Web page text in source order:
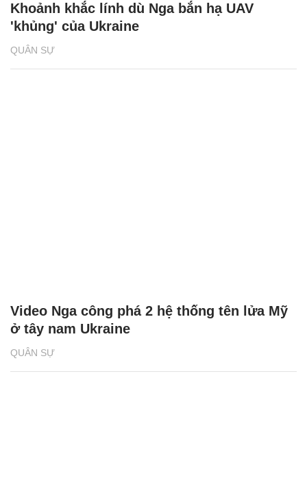
QUÂN SỰ
Khoảnh khắc lính dù Nga bắn hạ UAV
'khủng' của Ukraine
QUÂN SỰ
Video Nga công phá 2 hệ thống tên lửa Mỹ
ở tây nam Ukraine